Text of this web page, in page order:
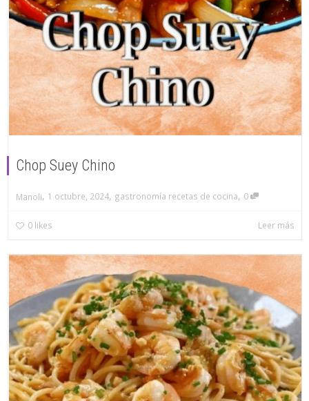
Chop Suey Chino
Manoli, 1 octubre, 2024, gastronomía recetas de cocina, 0
0 likes Leer más